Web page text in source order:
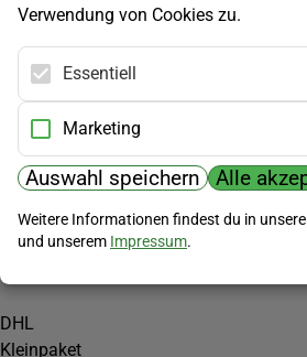
Hilfe
Kundenservice
Widerrufsbelehrung
Versandkosten
Zahlungsmöglichkeiten
PayPal
Vorkasse
Versand
DHL
Kleinpaket
Verwendung von Cookies zu.
Essentiell
Marketing
Auswahl speichern Alle
Weitere Informationen findest du in
und unserem Impressum.